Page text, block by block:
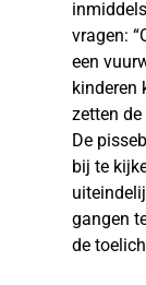
vragen:
een
kinderen
zetten
De
bij te
gangen
de